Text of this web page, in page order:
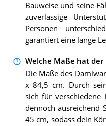
Bauweise und seine
zuverlässige
Personen
garantiert eine lange
Welche Maße hat der
Die Maße des
x 84,5 cm. Durch
sich für verschiedene
dennoch ausreichend
45 cm, sodass dein